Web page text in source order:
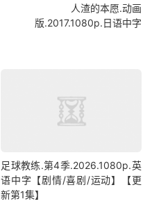
人渣的本愿.动画
版.2017.1080p.日语中字
足球教练.第4季.2026.1080p.英
语中字【剧情/喜剧/运动】【更
新第1集】